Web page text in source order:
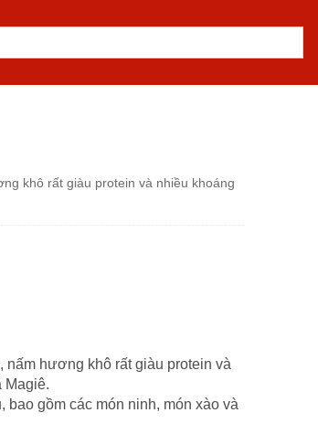
khô rất giàu protein và nhiều khoáng
nấm hương khô rất giàu protein và
Magiê.
gồm các món ninh, món xào và